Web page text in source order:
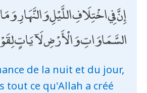
إِنَّ فِي اخْتِلَافِ اللَّيْلِ وَالنَّهَارِ
السَّمَاوَاتِ وَالْأَرْضِ لَآيَاتٍ
de la nuit et du jour,
tout ce qu'Allah a créé